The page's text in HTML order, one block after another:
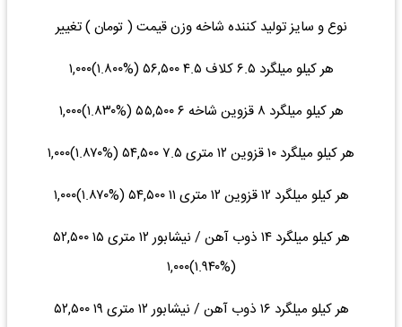
نوع و سایز تولید کننده شاخه وزن قیمت ( تومان ) تغییر
هر کیلو میلگرد ۶.۵ کلاف ۴.۵ ۵۶,۵۰۰ (‎۱.۸۰۰%‌)‎۱,۰۰۰‌
هر کیلو میلگرد ۸ قزوین شاخه ۶ ۵۵,۵۰۰ (‎۱.۸۳۰%‌)‎۱,۰۰۰‌
هر کیلو میلگرد ۱۰ قزوین ۱۲ متری ۷.۵ ۵۴,۵۰۰ (‎۱.۸۷۰%‌)‎۱,۰۰۰‌
هر کیلو میلگرد ۱۲ قزوین ۱۲ متری ۱۱ ۵۴,۵۰۰ (‎۱.۸۷۰%‌)‎۱,۰۰۰‌
هر کیلو میلگرد ۱۴ ذوب آهن / نیشابور ۱۲ متری ۱۵ ۵۲,۵۰۰
(‎۱.۹۴۰%‌)‎۱,۰۰۰‌
هر کیلو میلگرد ۱۶ ذوب آهن / نیشابور ۱۲ متری ۱۹ ۵۲,۵۰۰